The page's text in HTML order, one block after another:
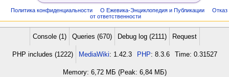
Публикации:Авторы
ежевиковый куст
ЕжеВиКа,Еврейская Вики-
энциклопедия
ЕжеВиКа-Публикации
Политика конфиденциальности О Ежевика-Энциклопедия и Публикации
Отказ
от ответственности
Console (1) Queries (670) Debug log (2111) Request
PHP includes (1222) MediaWiki: 1.42.3 PHP: 8.3.6 Time: 0.31527
Memory: 6,72 МБ (Peak: 6,84 МБ)